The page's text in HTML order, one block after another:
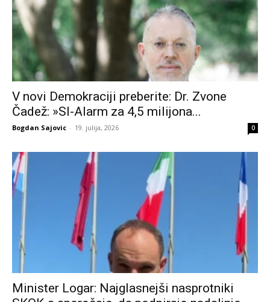
V novi Demokraciji preberite: Dr. Zvone
Čadež: »SI-Alarm za 4,5 milijona...
Bogdan Sajovic - 19. julija, 2026 0
Minister Logar: Najglasnejši nasprotniki